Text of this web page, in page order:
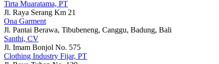
Tirta Muaratama, PT
Jl. Raya Serang Km 21
Ona Garment
Jl. Pantai Berawa, Tibubeneng, Canggu, Badung, Bali
Santhi, CV
Jl. Imam Bonjol No. 575
Clothing Industry Fijar, PT